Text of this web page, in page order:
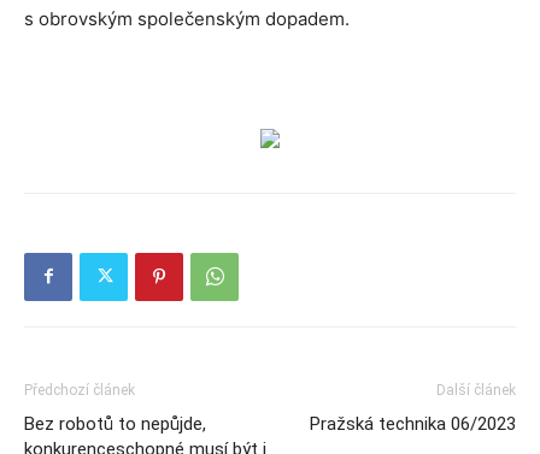
s obrovským společenským dopadem.
Předchozí článek
Bez robotů to nepůjde,
konkurenceschopné musí být i
Další článek
Pražská technika 06/2023